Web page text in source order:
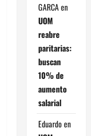
GARCAen
UOM
reabre
paritarias:
buscan
10% de
aumento
salarial
Eduardo en